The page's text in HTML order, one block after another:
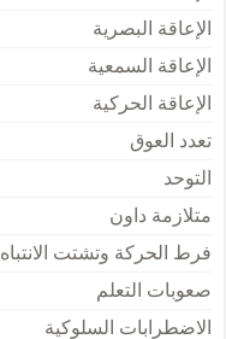
الإعاقة البصرية
الإعاقة السمعية
الإعاقة الحركية
تعدد العوق
التوحد
متلازمة داون
فرط الحركة وتشتت الانتباه
صعوبات التعلم
الاضطرابات السلوكية